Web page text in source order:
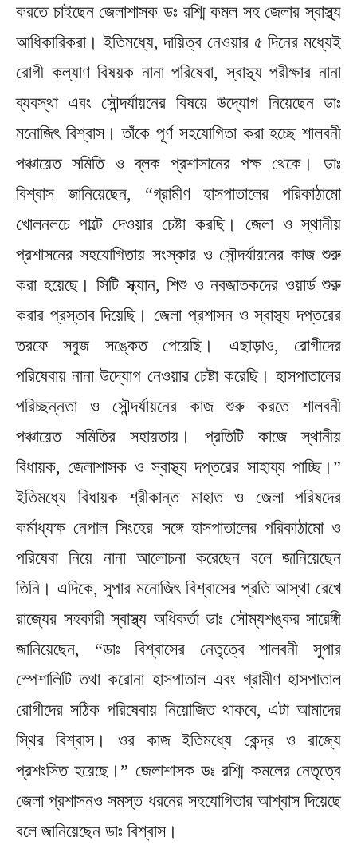
করতে চাইছেন জেলাশাসক ডঃ রশ্মি কমল সহ জেলার ‌স্বাস্থ্য
আধিকারিকরা। ইতিমধ্যে, দায়িত্ব নেওয়ার ৫ দিনের মধ্যেই
রোগী কল্যাণ বিষয়ক নানা পরিষেবা, স্বাস্থ্য পরীক্ষার নানা
ব্যবস্থা এবং সৌন্দর্যায়নের বিষয়ে উদ্যোগ নিয়েছেন ডাঃ
মনোজিৎ বিশ্বাস। তাঁকে পূর্ণ সহযোগিতা করা হচ্ছে শালবনী
পঞ্চায়েত সমিতি ও ব্লক প্রশাসানের পক্ষ থেকে। ডাঃ
বিশ্বাস জানিয়েছেন, “গ্রামীণ হাসপাতালের পরিকাঠামো
খোলনলচে পাল্টে দেওয়ার চেষ্টা করছি। জেলা ও স্থানীয়
প্রশাসনের সহযোগিতায় সংস্কার ও সৌন্দর্যায়নের কাজ শুরু
করা হয়েছে। সিটি স্ক্যান, শিশু ও নবজাতকদের ওয়ার্ড শুরু
করার প্রস্তাব দিয়েছি। জেলা প্রশাসন ও স্বাস্থ্য দপ্তরের
তরফে সবুজ সঙ্কেত পেয়েছি। এছাড়াও, রোগীদের
পরিষেবায় নানা উদ্যোগ নেওয়ার চেষ্টা করেছি। হাসপাতালের
পরিচ্ছন্নতা ও সৌন্দর্যায়নের কাজ শুরু করতে শালবনী
পঞ্চায়েত সমিতির সহায়তায়। প্রতিটি কাজে স্থানীয়
বিধায়ক, জেলাশাসক ও স্বাস্থ্য দপ্তরের সাহায্য পাচ্ছি।”
ইতিমধ্যে বিধায়ক শ্রীকান্ত মাহাত ও জেলা পরিষদের
কর্মাধ্যক্ষ নেপাল সিংহের সঙ্গে হাসপাতালের পরিকাঠামো ও
পরিষেবা নিয়ে নানা আলোচনা করেছেন বলে জানিয়েছেন
তিনি। এদিকে, সুপার মনোজিৎ বিশ্বাসের প্রতি আস্থা রেখে
রাজ্যের সহকারী স্বাস্থ্য অধিকর্তা ডাঃ সৌম্যশঙ্কর সারেঙ্গী
জানিয়েছেন, “ডাঃ বিশ্বাসের নেতৃত্বে শালবনী সুপার
স্পেশালিটি তথা করোনা হাসপাতাল এবং গ্রামীণ হাসপাতাল
রোগীদের সঠিক পরিষেবায় নিয়োজিত থাকবে, এটা আমাদের
স্থির বিশ্বাস। ওর কাজ ইতিমধ্যে কেন্দ্র ও রাজ্যে
প্রশংসিত হয়েছে।” জেলাশাসক ডঃ রশ্মি কমলের নেতৃত্বে
জেলা প্রশাসনও সমস্ত ধরনের সহযোগিতার আশ্বাস দিয়েছে
বলে জানিয়েছেন ডাঃ বিশ্বাস।